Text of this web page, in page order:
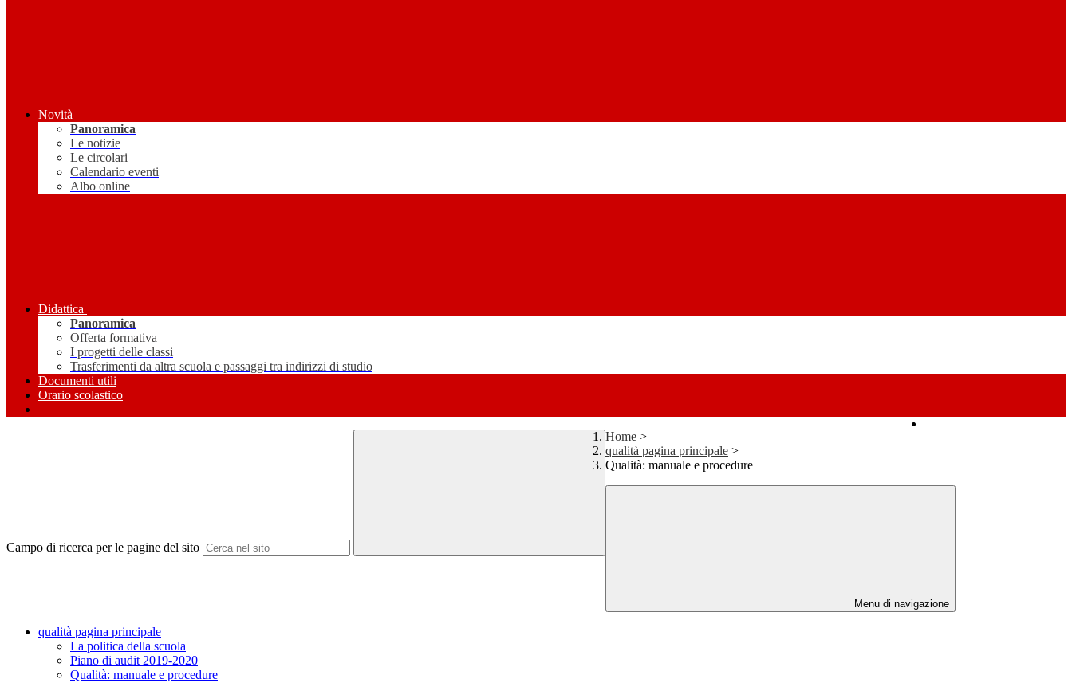
Novità
Panoramica
Le notizie
Le circolari
Calendario eventi
Albo online
Didattica
Panoramica
Offerta formativa
I progetti delle classi
Trasferimenti da altra scuola e passaggi tra indirizzi di studio
Documenti utili
Orario scolastico
Campo di ricerca per le pagine del sito
Home >
qualità pagina principale >
Qualità: manuale e procedure
Menu di navigazione
qualità pagina principale
La politica della scuola
Piano di audit 2019-2020
Qualità: manuale e procedure